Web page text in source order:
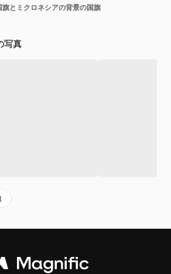
旗とミクロネシアの背景の国旗
写真